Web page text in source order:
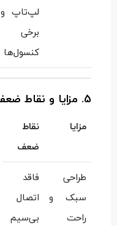
لپ‌تاپ و
برخی
کنسول‌ها
5. مزایا و نقاط ضعف
مزایا
نقاط
ضعف
طراحی
سبک و
راحت
فاقد
اتصال
بی‌سیم